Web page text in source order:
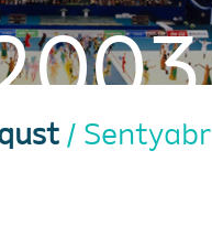
Sentyabr